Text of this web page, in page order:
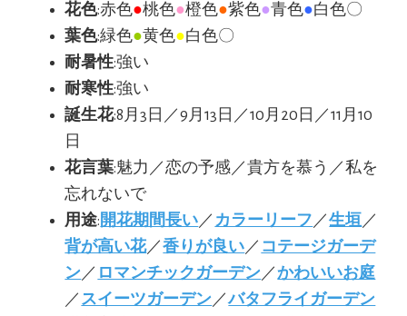
花色:赤色●桃色●橙色●紫色●青色●白色〇
葉色:緑色●黄色●白色〇
耐暑性:強い
耐寒性:強い
誕生花:8月3日／9月13日／10月20日／11月10
日
花言葉:魅力／恋の予感／貴方を慕う／私を
忘れないで
用途: 開花期間長い／ カラーリーフ ／生垣／
背が高い花／香りが良い／ コテージガーデ
ン／ ロマンチックガーデン／かわいいお庭
／ スイーツガーデン／バタフライガーデン